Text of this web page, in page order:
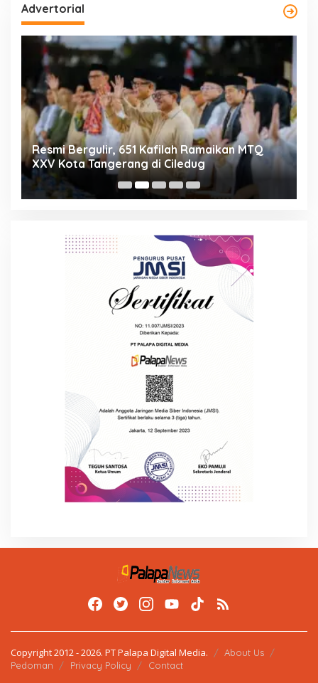
Advertorial
Resmi Bergulir, 651 Kafilah Ramaikan MTQ
XXV Kota Tangerang di Ciledug
Copyright 2012 - 2026. PT Palapa Digital Media.
About Us
Pedoman
Privacy Policy Contact